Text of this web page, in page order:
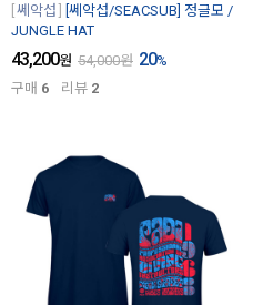
쎄악섭
[쎄악섭/SEACSUB] 정글모 /
JUNGLE HAT
43,200원 54,000원 20%
구매 6 리뷰 2